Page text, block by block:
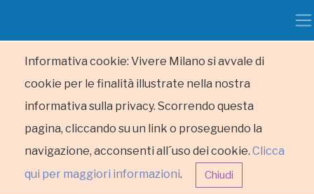
Informativa cookie: Vivere Milano si avvale di
cookie per le finalità illustrate nella nostra
informativa sulla privacy. Scorrendo questa
pagina, cliccando su un link o proseguendo la
navigazione, acconsenti all´uso dei cookie. Clicca
qui per maggiori informazioni. Chiudi